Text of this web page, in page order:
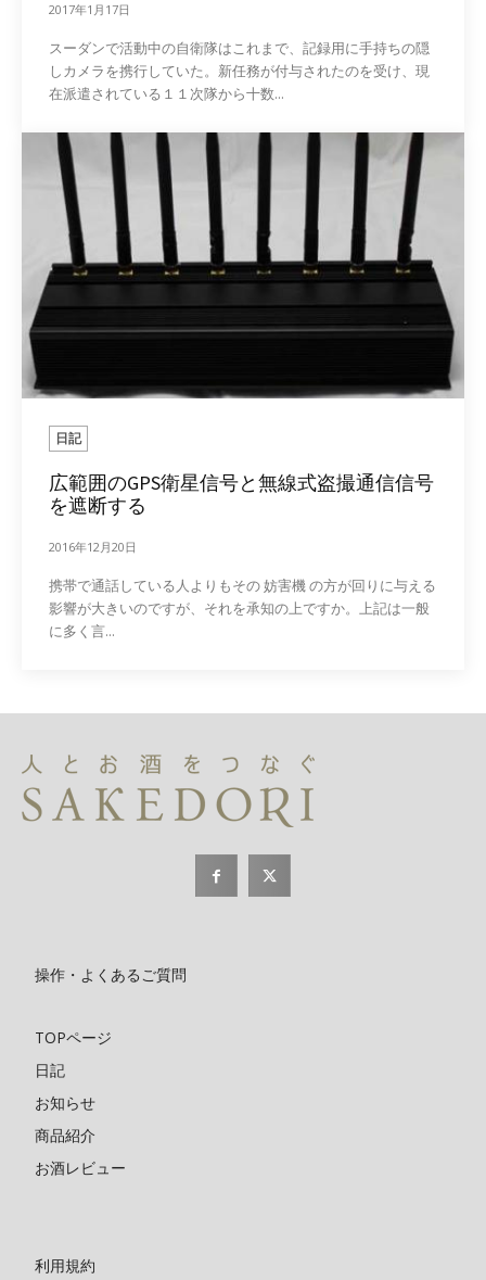
2017年1月17日
スーダンで活動中の自衛隊はこれまで、記録用に手持ちの隠
しカメラを携行していた。新任務が付与されたのを受け、現
在派遣されている１１次隊から十数...
日記
広範囲のGPS衛星信号と無線式盗撮通信信号
を遮断する
2016年12月20日
携帯で通話している人よりもその 妨害機 の方が回りに与える
影響が大きいのですが、それを承知の上ですか。上記は一般
に多く言...
操作・よくあるご質問
TOPページ
日記
お知らせ
商品紹介
お酒レビュー
利用規約